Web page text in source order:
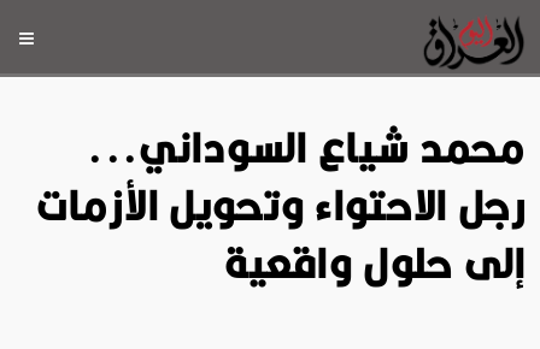
محمد شياع السوداني...
رجل الاحتواء وتحويل الأزمات
إلى حلول واقعية